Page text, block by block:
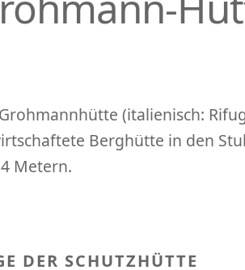
(italienisch:
Berghütte in den
Metern.
DER SCHUTZHÜTTE